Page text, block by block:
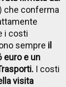
che conferma
i costi
sempre il
euro e un
I costi
visita